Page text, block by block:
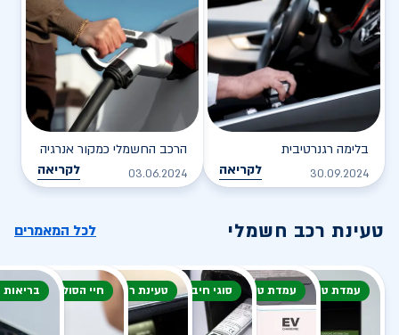
בלימה רגנרטיבית
30.09.2024 לקריאה
הרכב החשמלי כמקור אנרגיה
03.06.2024 לקריאה
טעינת רכב חשמלי לכל המאמרים
עמדת טעינה עמדת טעינה סוגי חיבור טעינת רכב חשמליחיי הסוללה